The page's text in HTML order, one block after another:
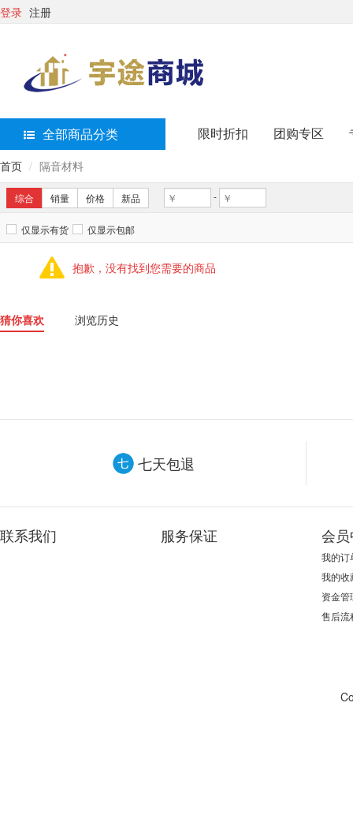
登录 注册
全部商品分类 限时折扣 团购专区
首页 隔音材料
综合 销量 价格 新品 -
仅显示有货 仅显示包邮
抱歉，没有找到您需要的商品
猜你喜欢 浏览历史
七天包退
联系我们 服务保证 会
我的订
我的收
资金管
售后流